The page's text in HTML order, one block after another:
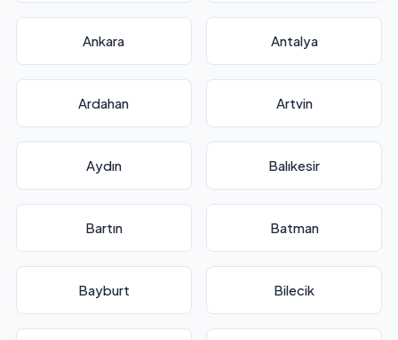
Ankara Antalya
Ardahan Artvin
Aydın Balıkesir
Bartın Batman
Bayburt Bilecik